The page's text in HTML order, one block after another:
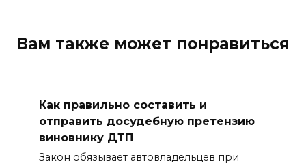
Вам также может понравиться
Как правильно составить и
отправить досудебную претензию
виновнику ДТП
Закон обязывает автовладельцев при